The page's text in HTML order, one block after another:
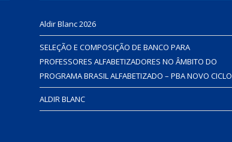
Aldir Blanc 2026
SELEÇÃO E COMPOSIÇÃO DE BANCO PARA
PROFESSORES ALFABETIZADORES NO ÂMBITO DO
PROGRAMA BRASIL ALFABETIZADO – PBA NOVO CICLO
ALDIR BLANC